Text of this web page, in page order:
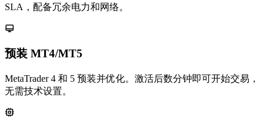
SLA，配备冗余电力和网络。
预装 MT4/MT5
MetaTrader 4 和 5 预装并优化。激活后数分钟即可开始交易，
无需技术设置。